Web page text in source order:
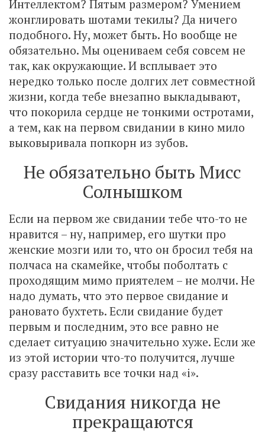
Интеллектом? Пятым размером? Умением
жонглировать шотами текилы? Да ничего
подобного. Ну, может быть. Но вообще не
обязательно. Мы оцениваем себя совсем не
так, как окружающие. И всплывает это
нередко только после долгих лет совместной
жизни, когда тебе внезапно выкладывают,
что покорила сердце не тонкими остротами,
а тем, как на первом свидании в кино мило
выковыривала попкорн из зубов.
Не обязательно быть Мисс
Солнышком
Если на первом же свидании тебе что-то не
нравится – ну, например, его шутки про
женские мозги или то, что он бросил тебя на
полчаса на скамейке, чтобы поболтать с
проходящим мимо приятелем – не молчи. Не
надо думать, что это первое свидание и
рановато бухтеть. Если свидание будет
первым и последним, это все равно не
сделает ситуацию значительно хуже. Если же
из этой истории что-то получится, лучше
сразу расставить все точки над «i».
Свидания никогда не
прекращаются